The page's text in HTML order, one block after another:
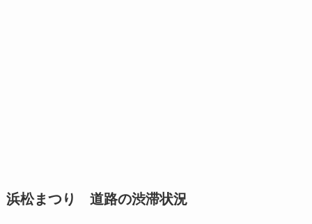
浜松まつり 道路の渋滞状況